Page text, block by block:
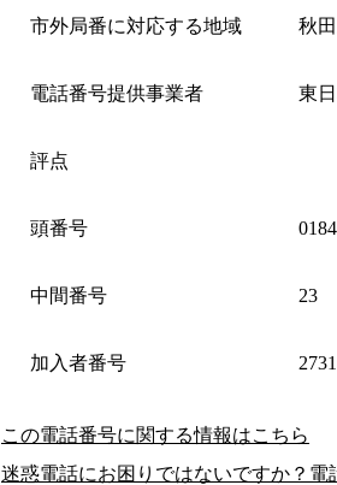
市外局番に対応する地域 秋
電話番号提供事業者 東
評点
頭番号 0184
中間番号 23
加入者番号 2731
この電話番号に関する情報はこちら
迷惑電話にお困りではないですか？